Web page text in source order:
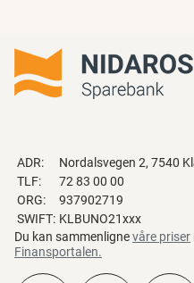
ADR:
Nordalsvegen 2, 7540
TLF:
72 83 00 00
ORG:
937902719
SWIFT: KLBUNO21xxx
Du kan sammenlignevåre priser
Finansportalen.